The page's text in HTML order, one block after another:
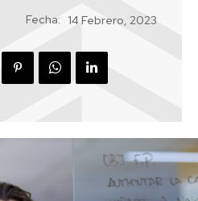
Fecha: 14 Febrero, 2023